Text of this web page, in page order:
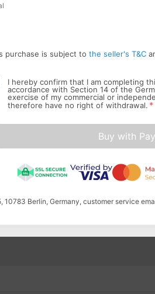
purchase is subject to the seller's T&C
I hereby confirm that I am completing
accordance with Section 14 of the
exercise of my commercial or
therefore have no right of withdrawal. *
Buy with
10783 Berlin, Germany, customer service